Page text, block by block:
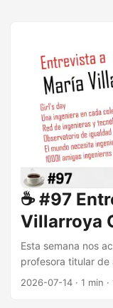
☕️ #97
Villarroya
Esta semana nos
profesora titular
computadores de
2026-07-14 · 1 min ·